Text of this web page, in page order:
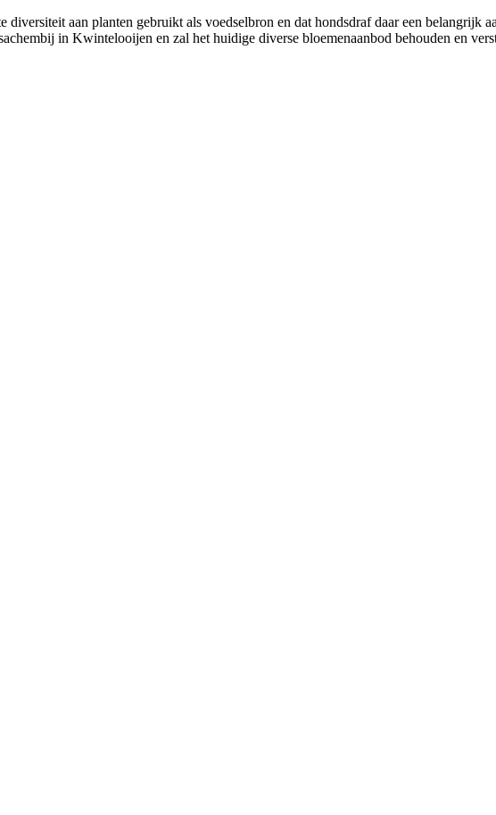
aan planten gebruikt als voedselbron en dat hondsdraf daar een belangrijk
in Kwintelooijen en zal het huidige diverse bloemenaanbod behouden en